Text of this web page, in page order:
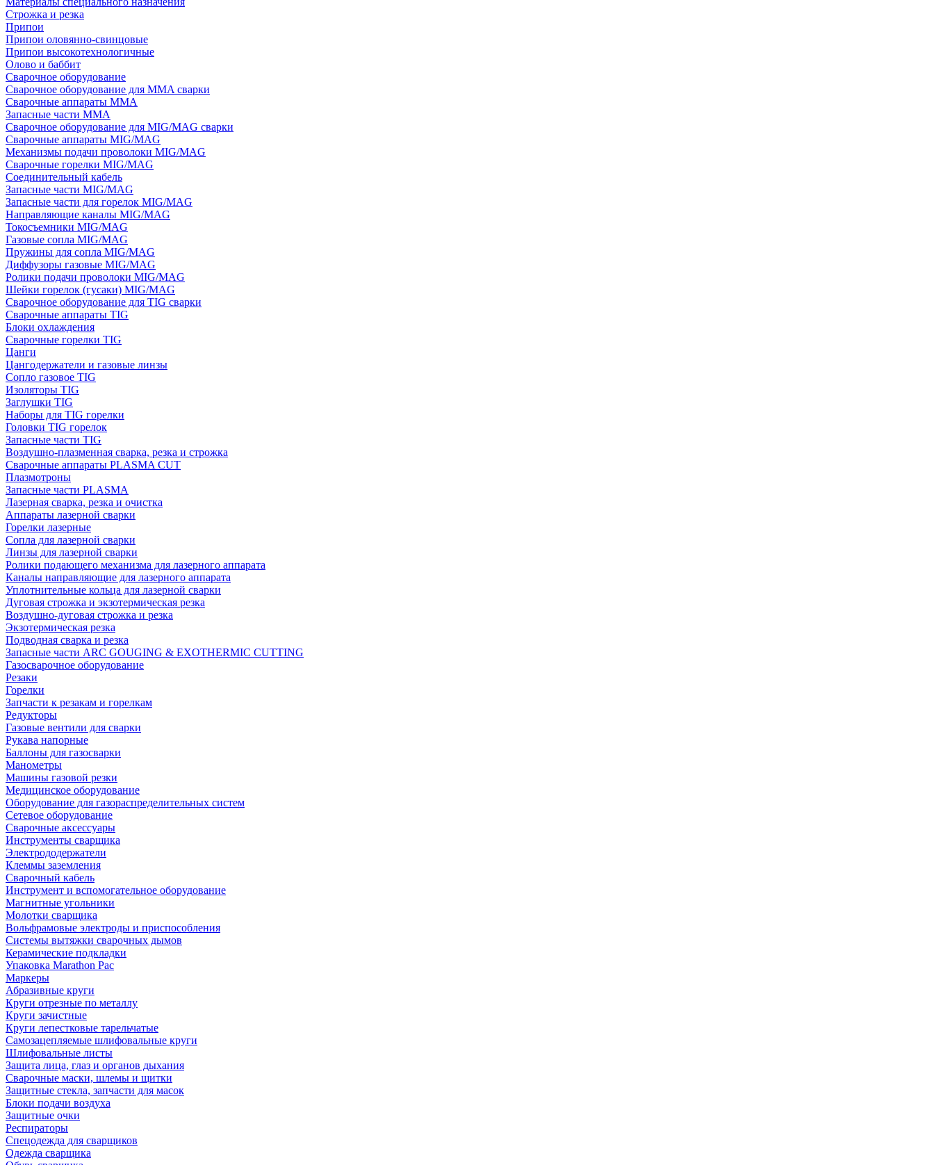
Строжка и резка
Припои
Припои оловянно-свинцовые
Припои высокотехнологичные
Олово и баббит
Сварочное оборудование
Сварочное оборудование для MMA сварки
Сварочные аппараты MMA
Запасные части MMA
Сварочное оборудование для MIG/MAG сварки
Сварочные аппараты MIG/MAG
Механизмы подачи проволоки MIG/MAG
Сварочные горелки MIG/MAG
Соединительный кабель
Запасные части MIG/MAG
Запасные части для горелок MIG/MAG
Направляющие каналы MIG/MAG
Токосъемники MIG/MAG
Газовые сопла MIG/MAG
Пружины для сопла MIG/MAG
Диффузоры газовые MIG/MAG
Ролики подачи проволоки MIG/MAG
Шейки горелок (гусаки) MIG/MAG
Сварочное оборудование для TIG сварки
Сварочные аппараты TIG
Блоки охлаждения
Сварочные горелки TIG
Цанги
Цангодержатели и газовые линзы
Сопло газовое TIG
Изоляторы TIG
Заглушки TIG
Наборы для TIG горелки
Головки TIG горелок
Запасные части TIG
Воздушно-плазменная сварка, резка и строжка
Сварочные аппараты PLASMA CUT
Плазмотроны
Запасные части PLASMA
Лазерная сварка, резка и очистка
Аппараты лазерной сварки
Горелки лазерные
Сопла для лазерной сварки
Линзы для лазерной сварки
Ролики подающего механизма для лазерного аппарата
Каналы направляющие для лазерного аппарата
Уплотнительные кольца для лазерной сварки
Дуговая строжка и экзотермическая резка
Воздушно-дуговая строжка и резка
Экзотермическая резка
Подводная сварка и резка
Запасные части ARC GOUGING & EXOTHERMIC CUTTING
Газосварочное оборудование
Резаки
Горелки
Запчасти к резакам и горелкам
Редукторы
Газовые вентили для сварки
Рукава напорные
Баллоны для газосварки
Манометры
Машины газовой резки
Медицинское оборудование
Оборудование для газораспределительных систем
Сетевое оборудование
Сварочные аксессуары
Инструменты сварщика
Электрододержатели
Клеммы заземления
Сварочный кабель
Инструмент и вспомогательное оборудование
Магнитные угольники
Молотки сварщика
Вольфрамовые электроды и приспособления
Системы вытяжки сварочных дымов
Керамические подкладки
Упаковка Marathon Pac
Маркеры
Абразивные круги
Круги отрезные по металлу
Круги зачистные
Круги лепестковые тарельчатые
Самозацепляемые шлифовальные круги
Шлифовальные листы
Защита лица, глаз и органов дыхания
Сварочные маски, шлемы и щитки
Защитные стекла, запчасти для масок
Блоки подачи воздуха
Защитные очки
Респираторы
Спецодежда для сварщиков
Одежда сварщика